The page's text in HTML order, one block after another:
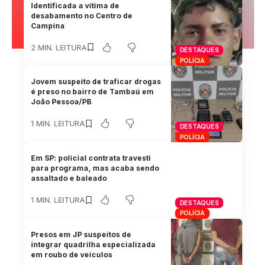
DESTAQUES
POLÍCIA
Identificada a vítima de
desabamento no Centro de
Campina
2 MIN. LEITURA
DESTAQUES
POLÍCIA
Jovem suspeito de traficar drogas
é preso no bairro de Tambaú em
João Pessoa/PB
1 MIN. LEITURA
DESTAQUES
POLÍCIA
Em SP: policial contrata travesti
para programa, mas acaba sendo
assaltado e baleado
1 MIN. LEITURA
Presos em JP suspeitos de
integrar quadrilha especializada
em roubo de veículos